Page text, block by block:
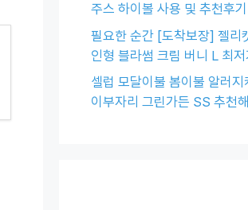
주스 하이볼 사용 및 추천후기
필요한 순간 [도착보장] 젤리
인형 블라썸 크림 버니 L 최저
셀럽 모달이불 봄이불 알러지
이부자리 그린가든 SS 추천